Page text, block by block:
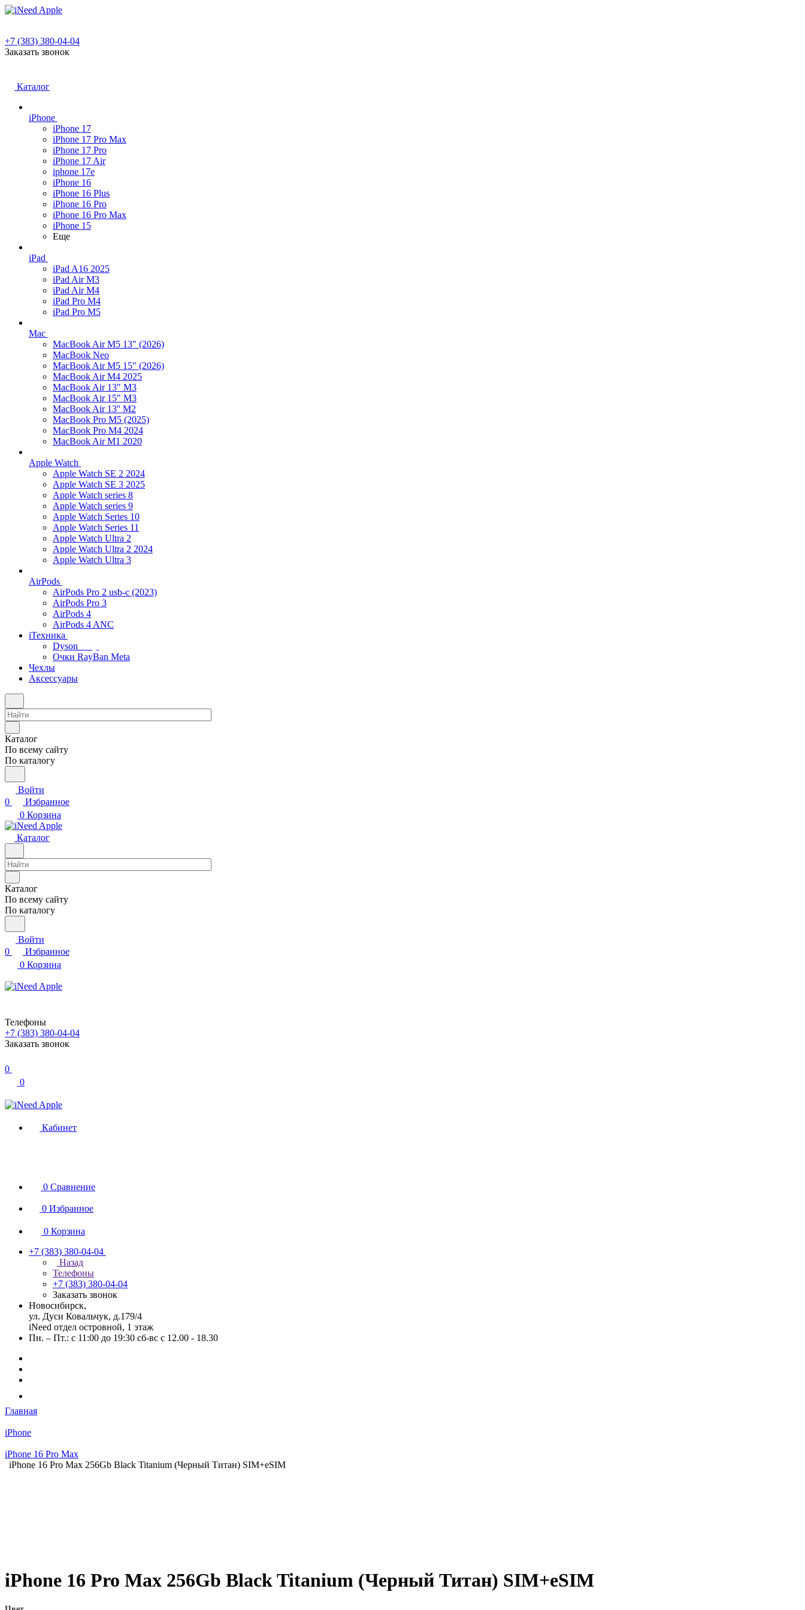
+7 (383) 380-04-04
Заказать звонок
Каталог
iPhone
iPhone 17
iPhone 17 Pro Max
iPhone 17 Pro
iPhone 17 Air
iphone 17e
iPhone 16
iPhone 16 Plus
iPhone 16 Pro
iPhone 16 Pro Max
iPhone 15
Еще
iPad
iPad A16 2025
iPad Air M3
iPad Air M4
iPad Pro M4
iPad Pro M5
Mac
MacBook Air M5 13" (2026)
MacBook Neo
MacBook Air M5 15" (2026)
MacBook Air M4 2025
MacBook Air 13" M3
MacBook Air 15" M3
MacBook Air 13'' M2
MacBook Pro M5 (2025)
MacBook Pro M4 2024
MacBook Air M1 2020
Apple Watch
Apple Watch SE 2 2024
Apple Watch SE 3 2025
Apple Watch series 8
Apple Watch series 9
Apple Watch Series 10
Apple Watch Series 11
Apple Watch Ultra 2
Apple Watch Ultra 2 2024
Apple Watch Ultra 3
AirPods
AirPods Pro 2 usb-c (2023)
AirPods Pro 3
AirPods 4
AirPods 4 ANC
iТехника
Dyson
Очки RayBan Meta
Чехлы
Аксессуары
Каталог
По всему сайту
По каталогу
Войти
0
Избранное
0 Корзина
Каталог
Каталог
По всему сайту
По каталогу
Войти
0
Избранное
0 Корзина
Телефоны
+7 (383) 380-04-04
Заказать звонок
0
0
Кабинет
0 Сравнение
0 Избранное
0 Корзина
+7 (383) 380-04-04
Назад
Телефоны
+7 (383) 380-04-04
Заказать звонок
Новосибирск,
ул. Дуси Ковальчук, д.179/4
iNeed отдел островной, 1 этаж
Пн. – Пт.: с 11:00 до 19:30 сб-вс с 12.00 - 18.30
Главная
iPhone
iPhone 16 Pro Max
iPhone 16 Pro Max 256Gb Black Titanium (Черный Титан) SIM+eSIM
iPhone 16 Pro Max 256Gb Black Titanium (Черный Титан) SIM+eSIM